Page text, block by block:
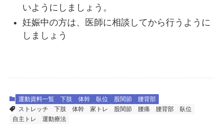
いようにしましょう。
妊娠中の方は、医師に相談してから行うように
しましょう
運動資料一覧 下肢 体幹 臥位 股関節
腰背部
ストレッチ
下肢 体幹 家トレ 股関節 腰痛 腰背部
臥位
自主トレ
運動療法